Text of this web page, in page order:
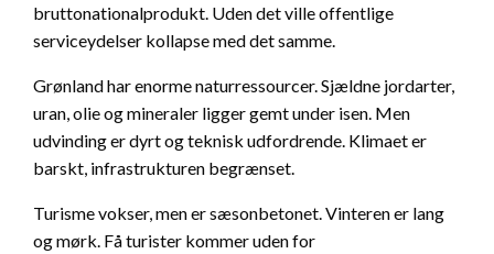
bruttonationalprodukt. Uden det ville offentlige
serviceydelser kollapse med det samme.
Grønland har enorme naturressourcer. Sjældne jordarter,
uran, olie og mineraler ligger gemt under isen. Men
udvinding er dyrt og teknisk udfordrende. Klimaet er
barskt, infrastrukturen begrænset.
Turisme vokser, men er sæsonbetonet. Vinteren er lang
og mørk. Få turister kommer uden for